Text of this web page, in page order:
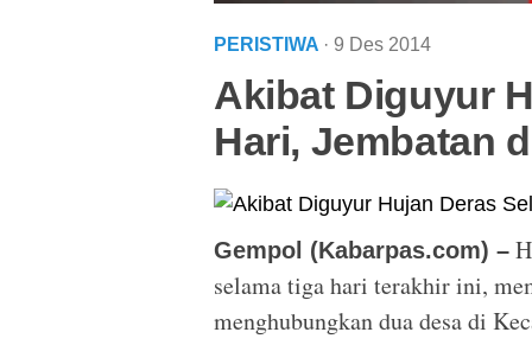
PERISTIWA · 9 Des 2014
Akibat Diguyur
Hari, Jembatan
Gempol (Kabarpas.com) –
selama tiga hari terakhir ini,
menghubungkan dua desa di